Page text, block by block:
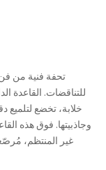
تحفة فنية من
للتناقضات. القاعدة
خلابة، تخضع
وجاذبيتها. فوق هذه
غير المنتظم،